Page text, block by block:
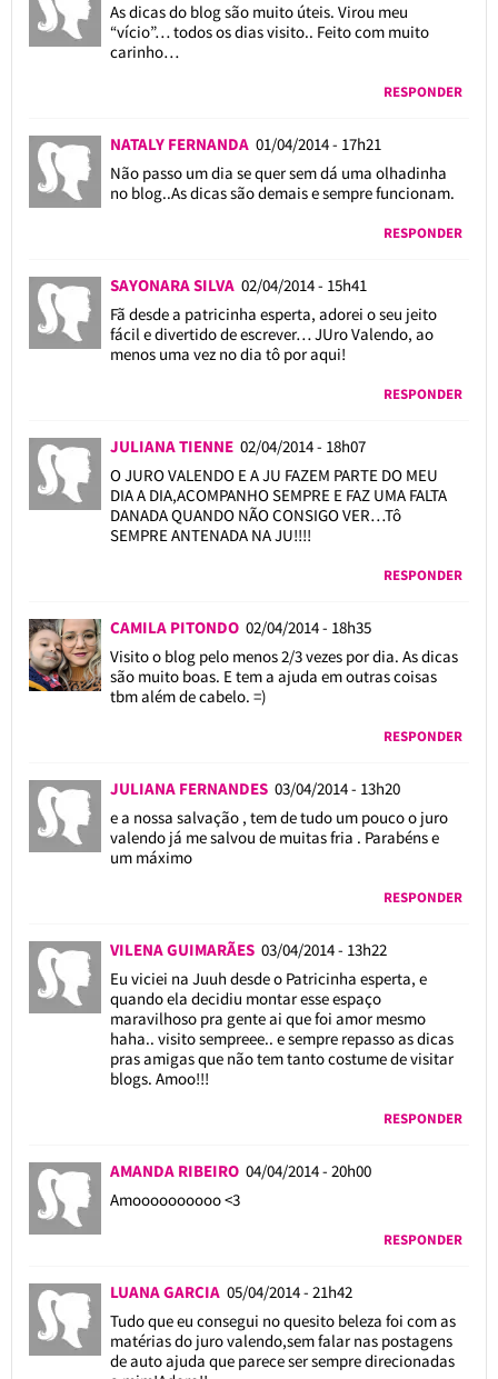
As dicas do blog são muito úteis. Virou meu
“vício”… todos os dias visito.. Feito com muito
carinho…
RESPONDER
NATALY FERNANDA 01/04/2014 - 17h21
Não passo um dia se quer sem dá uma olhadinha
no blog..As dicas são demais e sempre funcionam.
RESPONDER
SAYONARA SILVA 02/04/2014 - 15h41
Fã desde a patricinha esperta, adorei o seu jeito
fácil e divertido de escrever… JUro Valendo, ao
menos uma vez no dia tô por aqui!
RESPONDER
JULIANA TIENNE 02/04/2014 - 18h07
O JURO VALENDO E A JU FAZEM PARTE DO MEU
DIA A DIA,ACOMPANHO SEMPRE E FAZ UMA FALTA
DANADA QUANDO NÃO CONSIGO VER…Tô
SEMPRE ANTENADA NA JU!!!!
RESPONDER
CAMILA PITONDO 02/04/2014 - 18h35
Visito o blog pelo menos 2/3 vezes por dia. As dicas
são muito boas. E tem a ajuda em outras coisas
tbm além de cabelo. =)
RESPONDER
JULIANA FERNANDES 03/04/2014 - 13h20
e a nossa salvação , tem de tudo um pouco o juro
valendo já me salvou de muitas fria . Parabéns e
um máximo
RESPONDER
VILENA GUIMARÃES 03/04/2014 - 13h22
Eu viciei na Juuh desde o Patricinha esperta, e
quando ela decidiu montar esse espaço
maravilhoso pra gente ai que foi amor mesmo
haha.. visito sempreee.. e sempre repasso as dicas
pras amigas que não tem tanto costume de visitar
blogs. Amoo!!!
RESPONDER
AMANDA RIBEIRO 04/04/2014 - 20h00
Amoooooooooo <3
RESPONDER
LUANA GARCIA 05/04/2014 - 21h42
Tudo que eu consegui no quesito beleza foi com as
matérias do juro valendo,sem falar nas postagens
de auto ajuda que parece ser sempre direcionadas